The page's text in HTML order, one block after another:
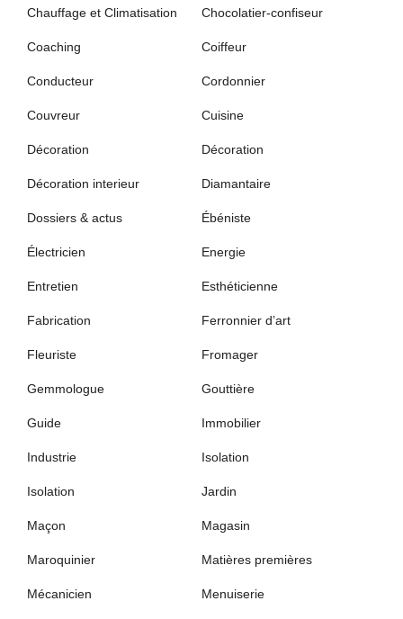
Chauffage et Climatisation Chocolatier-confiseur
Coaching Coiffeur
Conducteur Cordonnier
Couvreur Cuisine
Décoration Décoration
Décoration interieur Diamantaire
Dossiers & actus Ébéniste
Électricien Energie
Entretien Esthéticienne
Fabrication Ferronnier d’art
Fleuriste Fromager
Gemmologue Gouttière
Guide Immobilier
Industrie Isolation
Isolation Jardin
Maçon Magasin
Maroquinier Matières premières
Mécanicien Menuiserie